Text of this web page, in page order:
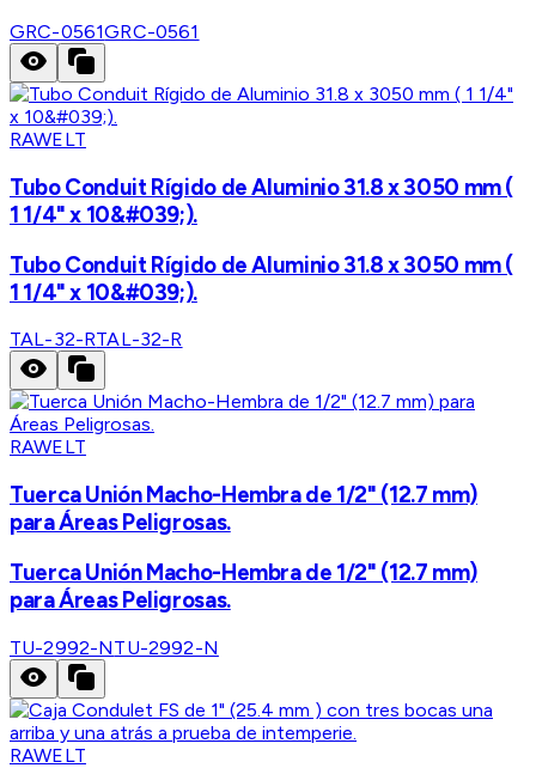
GRC-0561GRC-0561
RAWELT
Tubo Conduit Rígido de Aluminio 31.8 x 3050 mm (
1 1/4" x 10&#039;).
Tubo Conduit Rígido de Aluminio 31.8 x 3050 mm (
1 1/4" x 10&#039;).
TAL-32-RTAL-32-R
RAWELT
Tuerca Unión Macho-Hembra de 1/2" (12.7 mm)
para Áreas Peligrosas.
Tuerca Unión Macho-Hembra de 1/2" (12.7 mm)
para Áreas Peligrosas.
TU-2992-NTU-2992-N
RAWELT